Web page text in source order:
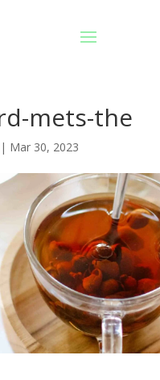
mets-the
| Mar 30, 2023